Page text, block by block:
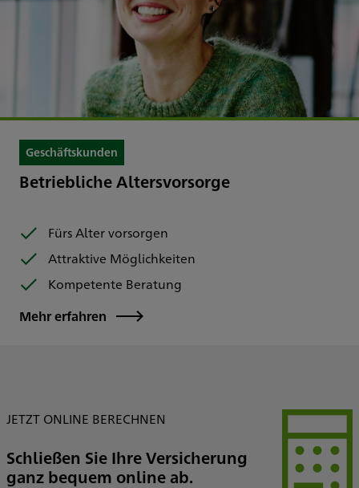
Geschäftskunden
Betriebliche Altersvorsorge
Fürs Alter vorsorgen
Attraktive Möglichkeiten
Kompetente Beratung
Mehr erfahren
JETZT ONLINE BERECHNEN
Schließen Sie Ihre Versicherung
ganz bequem online ab.